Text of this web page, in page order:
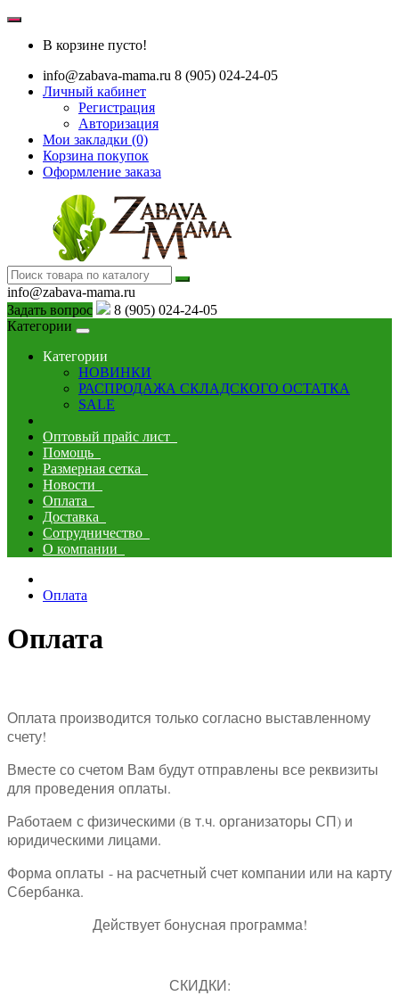
В корзине пусто!
info@zabava-mama.ru 8 (905) 024-24-05
Личный кабинет
Регистрация
Авторизация
Мои закладки (0)
Корзина покупок
Оформление заказа
info@zabava-mama.ru
Задать вопрос
8 (905) 024-24-05
Категории
Категории
НОВИНКИ
РАСПРОДАЖА СКЛАДСКОГО ОСТАТКА
SALE
Оптовый прайс лист
Помощь
Размерная сетка
Новости
Оплата
Доставка
Сотрудничество
О компании
Оплата
Оплата
Оплата производится только согласно выставленному
счету!
Вместе со счетом Вам будут отправлены все реквизиты
для проведения оплаты.
Работаем с физическими (в т.ч. организаторы СП) и
юридическими лицами.
Форма оплаты - на расчетный счет компании или на карту
Сбербанка.
Действует бонусная программа!
СКИДКИ: